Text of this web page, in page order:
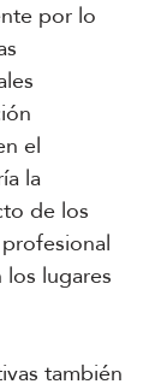
por lo
el
la
de los
los lugares
también